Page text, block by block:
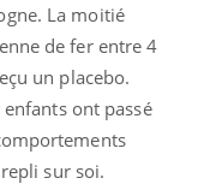
La moitié
de fer entre 4
un placebo.
ont passé
sur soi.